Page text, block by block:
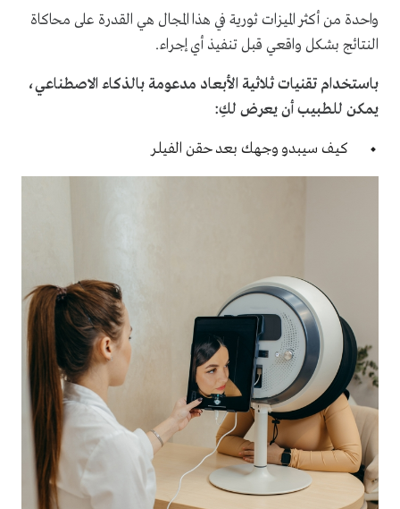
واحدة من أكثر الميزات ثورية في هذا المجال هي القدرة على محاكاة
النتائج بشكل واقعي قبل تنفيذ أي إجراء.
باستخدام تقنيات ثلاثية الأبعاد مدعومة بالذكاء الاصطناعي،
يمكن للطبيب أن يعرض لكِ:
كيف سيبدو وجهك بعد حقن الفيلر